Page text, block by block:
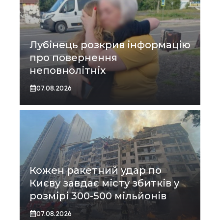
Лубінець розкрив інформацію
про повернення
неповнолітніх
07.08.2026
Кожен ракетний удар по
Києву завдає місту збитків у
розмірі 300-500 мільйонів
07.08.2026